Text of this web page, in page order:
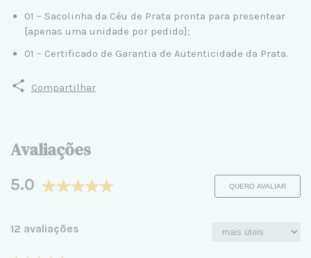
01 – Sacolinha da Céu de Prata pronta para presentear
[apenas uma unidade por pedido];
01 – Certificado de Garantia de Autenticidade da Prata.
Compartilhar
Avaliações
5.0 QUERO AVALIAR
12 avaliações